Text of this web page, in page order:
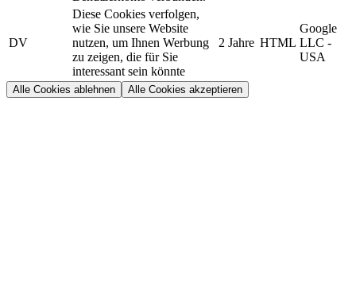
DV
Diese Cookies verfolgen,
wie Sie unsere Website
nutzen, um Ihnen Werbung
zu zeigen, die für Sie
interessant sein könnte
2 Jahre HTML
Google
LLC -
USA
Alle Cookies ablehnen Alle Cookies akzeptieren